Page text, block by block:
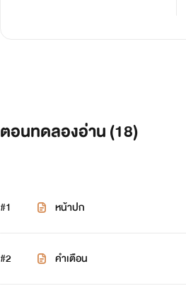
ตอนทดลองอ่าน (18)
#1 หน้าปก
#2 คำเตือน